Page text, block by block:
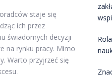
staje się
ich przez
świadomych decyzji
na rynku pracy. Mimo
Warto przyjrzeć się